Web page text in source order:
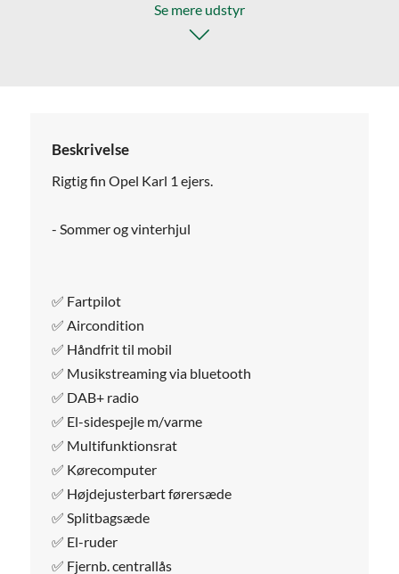
Se mere udstyr
Beskrivelse
Rigtig fin Opel Karl 1 ejers.
- Sommer og vinterhjul
✅ Fartpilot
✅ Aircondition
✅ Håndfrit til mobil
✅ Musikstreaming via bluetooth
✅ DAB+ radio
✅ El-sidespejle m/varme
✅ Multifunktionsrat
✅ Kørecomputer
✅ Højdejusterbart førersæde
✅ Splitbagsæde
✅ El-ruder
✅ Fjernb. centrallås